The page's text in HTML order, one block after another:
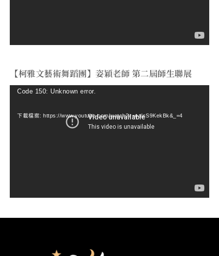
【柯雅文藝術舞蹈團】姿穎老師 第二屆師生聯展
視Code 150: Unknown error.
下載檔案: https://www.youtube.com/watch?v=ealcS9KekBk&_=4